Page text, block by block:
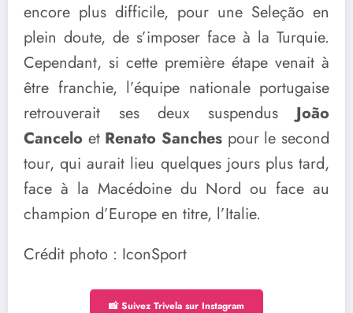
encore plus difficile, pour une Seleção en
plein doute, de s’imposer face à la Turquie.
Cependant, si cette première étape venait à
être franchie, l’équipe nationale portugaise
retrouverait ses deux suspendusJoão
Cancelo et Renato Sanches pour le second
tour, qui aurait lieu quelques jours plus tard,
face à la Macédoine du Nord ou face au
champion d’Europe en titre, l’Italie.
Crédit photo : IconSport
📸 Suivez Trivela sur Instagram